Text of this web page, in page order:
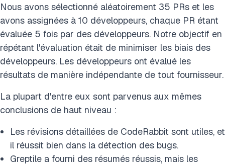
Nous avons sélectionné aléatoirement 35 PRs et les
avons assignées à 10 développeurs, chaque PR étant
évaluée 5 fois par des développeurs. Notre objectif en
répétant l'évaluation était de minimiser les biais des
développeurs. Les développeurs ont évalué les
résultats de manière indépendante de tout fournisseur.
La plupart d'entre eux sont parvenus aux mêmes
conclusions de haut niveau :
Les révisions détaillées de CodeRabbit sont utiles, et
il réussit bien dans la détection des bugs.
Greptile a fourni des résumés réussis, mais les